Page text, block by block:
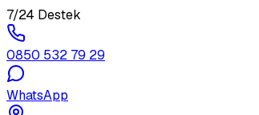
7/24 Destek
0850 532 79 29
WhatsApp